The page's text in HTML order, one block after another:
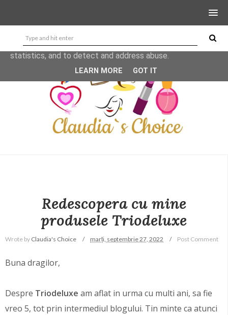
Redescopera cu mine
produsele Triodeluxe
Wrote by Claudia's Choice marți, septembrie 27, 2022 Post Comment
Buna dragilor,
Despre Triodeluxe am aflat in urma cu multi ani, sa fie
vreo 5, tot prin intermediul blogului. Tin minte ca atunci
This site uses cookies from Google to deliver its services
and to analyze traffic. Your IP address and user-agent are
shared with Google along with performance and security
metrics to ensure quality of service, generate usage
statistics, and to detect and address abuse.
LEARN MORE GOT IT